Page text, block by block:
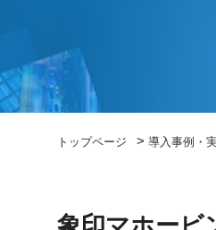
トップページ >導入事例・